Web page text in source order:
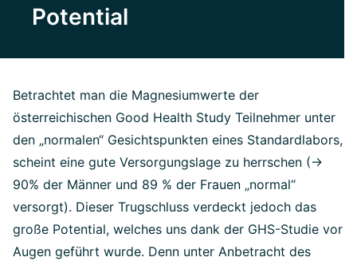
Potential
Betrachtet man die Magnesiumwerte der
österreichischen Good Health Study Teilnehmer unter
den „normalen“ Gesichtspunkten eines Standardlabors,
scheint eine gute Versorgungslage zu herrschen (->
90% der Männer und 89 % der Frauen „normal“
versorgt). Dieser Trugschluss verdeckt jedoch das
große Potential, welches uns dank der GHS-Studie vor
Augen geführt wurde. Denn unter Anbetracht des